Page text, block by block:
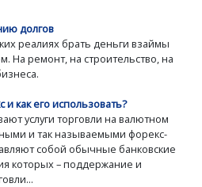
долгов
реалиях брать деньги взаймы
На ремонт, на строительство, на
и как его использовать?
услуги торговли на валютном
и так называемыми форекс-
собой обычные банковские
которых – поддержание и